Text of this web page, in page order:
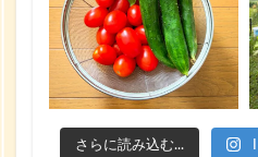
さらに読み込む...